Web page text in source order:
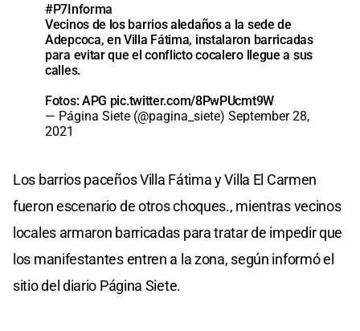
#P7Informa
Vecinos de los barrios aledaños a la sede de
Adepcoca, en Villa Fátima, instalaron barricadas
para evitar que el conflicto cocalero llegue a sus
calles.
Fotos: APG pic.twitter.com/8PwPUcmt9W
— Página Siete (@pagina_siete) September 28,
2021
Los barrios paceños Villa Fátima y Villa El Carmen
fueron escenario de otros choques., mientras vecinos
locales armaron barricadas para tratar de impedir que
los manifestantes entren a la zona, según informó el
sitio del diario Página Siete.